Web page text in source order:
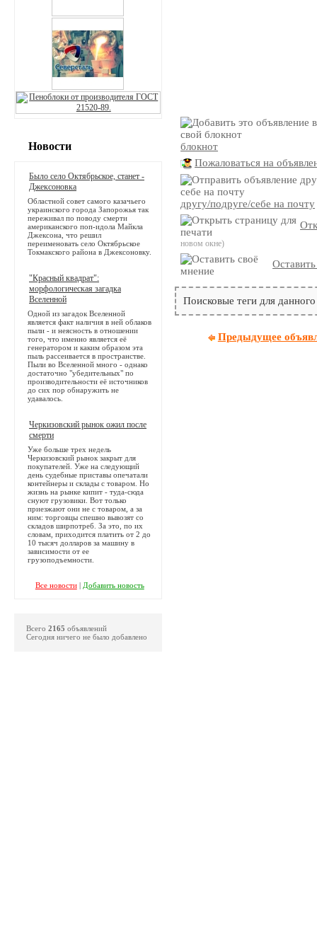
блокнот
Пожаловаться на
другу/подруге/себе на почту
новом окне)
Поисковые теги для
Предыдущее
Новости
Было село Октябрьское, станет -
Джексоновка
Областной совет самого казачьего
украинского города Запорожья так
переживал по поводу смерти
американского поп-идола Майкла
Джексона, что решил
переименовать село Октябрьское
Токмакского района в Джексоновку.
"Красный квадрат":
морфологическая загадка
Вселенной
Одной из загадок Вселенной
является факт наличия в ней облаков
пыли - и неясность в отношении
того, что именно является её
генератором и каким образом эта
пыль рассеивается в пространстве.
Пыли во Вселенной много - однако
достаточно "убедительных" по
производительности её источников
до сих пор обнаружить не
удавалось.
Черкизовский рынок ожил после
смерти
Уже больше трех недель
Черкизовский рынок закрыт для
покупателей. Уже на следующий
день судебные приставы опечатали
контейнеры и склады с товаром. Но
жизнь на рынке кипит - туда-сюда
снуют грузовики. Вот только
приезжают они не с товаром, а за
ним: торговцы спешно вывозят со
складов ширпотреб. За это, по их
словам, приходится платить от 2 до
10 тысяч долларов за машину в
зависимости от ее
грузоподъемности.
Все новости| Добавить новость
Всего 2165 объявлений
Сегодня ничего не было добавлено